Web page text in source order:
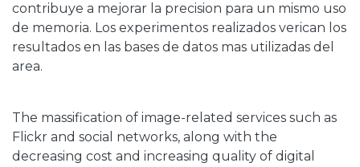
contribuye a mejorar la precision para un mismo uso
de memoria. Los experimentos realizados verican los
resultados en las bases de datos mas utilizadas del
area.
The massification of image-related services such as
Flickr and social networks, along with the
decreasing cost and increasing quality of digital